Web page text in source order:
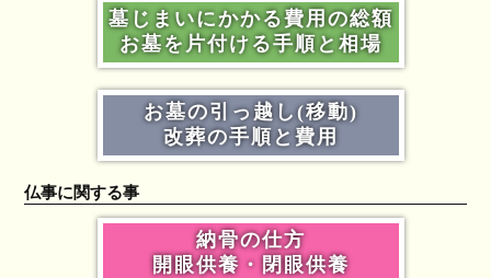
墓じまいにかかる費用の総額
お墓を片付ける手順と相場
お墓の引っ越し(移動)
改葬の手順と費用
仏事に関する事
納骨の仕方
開眼供養・閉眼供養